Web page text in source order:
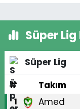
Süper
Süper Lig
#
Takım
1 Amed